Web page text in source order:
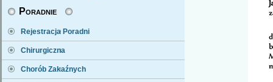
Poradnie
Rejestracja Poradni
Chirurgiczna
Chorób Zakaźnych